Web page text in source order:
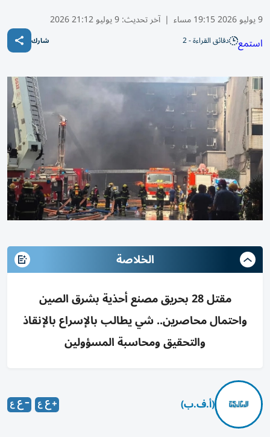
9 يوليو 2026 19:15 مساء | آخر تحديث:9 يوليو 21:12 2026
استمع دقائق القراءة - 2 شارك
الخلاصة
مقتل 28 بحريق مصنع أحذية بشرق الصين
واحتمال محاصرين.. شي يطالب بالإسراع بالإنقاذ
والتحقيق ومحاسبة المسؤولين
(أ.ف.ب)